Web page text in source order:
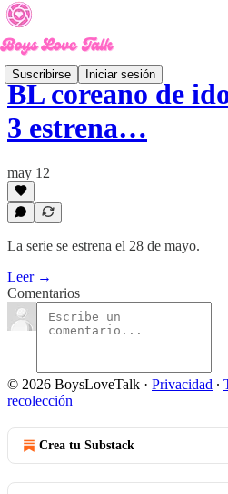
Suscribirse Iniciar sesión
BL coreano de
3 estrena…
may 12
La serie se estrena el 28 de mayo.
Leer →
Comentarios
© 2026 BoysLoveTalk · Privacidad ∙
recolección
Crea tu Substack